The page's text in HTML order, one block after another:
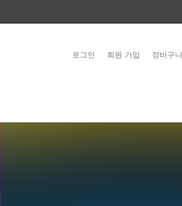
텐
해외배송 관련 공
로그인 회원 가입 장바구니